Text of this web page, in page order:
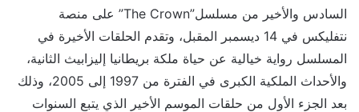
السادس والأخير من مسلسل”The Crown” على منصة
نتفليكس في 14 ديسمبر المقبل، وتقدم الحلقات الأخيرة في
المسلسل رواية خيالية عن حياة ملكة بريطانيا إليزابيث الثانية،
والأحداث الملكية الكبرى في الفترة من 1997 إلى 2005، وذلك
بعد الجزء الأول من حلقات الموسم الأخير الذي يتبع السنوات